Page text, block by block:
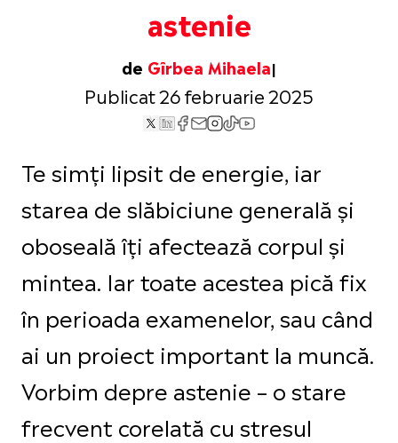
astenie
de Gîrbea Mihaela
Publicat 26 februarie 2025
Te simți lipsit de energie, iar
starea de slăbiciune generală și
oboseală îți afectează corpul și
mintea. Iar toate acestea pică fix
în perioada examenelor, sau când
ai un proiect important la muncă.
Vorbim depre astenie – o stare
frecvent corelată cu stresul